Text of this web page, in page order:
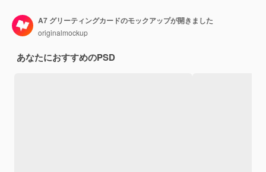
A7 グリーティングカードのモックアップが開きました
originalmockup
あなたにおすすめのPSD